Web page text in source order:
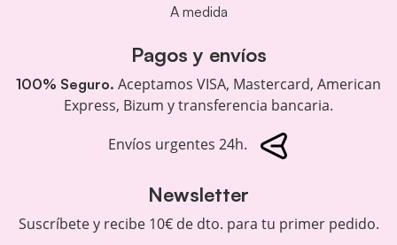
A medida
Pagos y envíos
100% Seguro. Aceptamos VISA, Mastercard, American
Express, Bizum y transferencia bancaria.
Envíos urgentes 24h.
Newsletter
Suscríbete y recibe 10€ de dto. para tu primer pedido.